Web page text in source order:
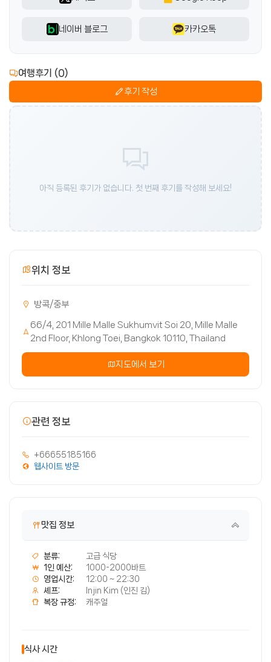
네이버 블로그 카카오톡
여행후기 (0)
후기 작성
아직 등록된 후기가 없습니다. 첫 번째 후기를 작성해 보세요!
위치 정보
방콕/중부
66/4, 201 Mille Malle Sukhumvit Soi 20, Mille Malle
2nd Floor, Khlong Toei, Bangkok 10110, Thailand
지도에서 보기
관련 정보
+66655185166
웹사이트 방문
맛집 정보
분류:
고급 식당
1인 예산:
1000-2000바트
영업시간:
12:00 ~ 22:30
셰프:
Injin Kim (인진 김)
복장 규정:
캐주얼
식사 시간